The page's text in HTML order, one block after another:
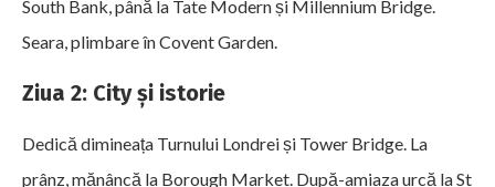
South Bank, până la Tate Modern și Millennium Bridge.
Seara, plimbare în Covent Garden.
Ziua 2: City și istorie
Dedică dimineața Turnului Londrei și Tower Bridge. La
prânz, mănâncă la Borough Market. După-amiaza urcă la St